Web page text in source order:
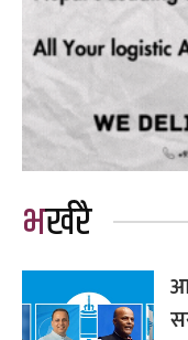
भर्खरै